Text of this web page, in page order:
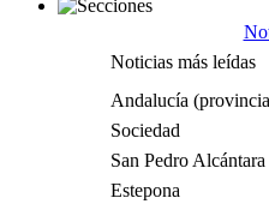
Noticias más leídas
Andalucía
Sociedad
San Pedro Alcántara
Estepona